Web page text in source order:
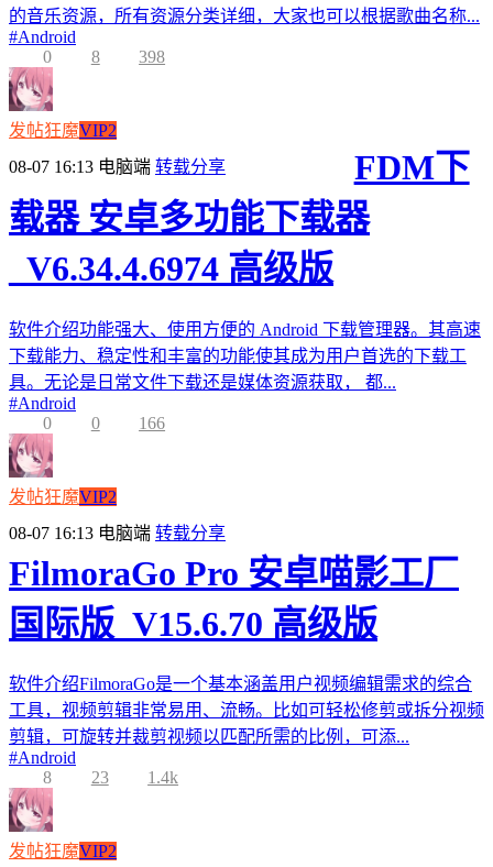
的音乐资源，所有资源分类详细，大家也可以根据歌曲名称...
#Android
0
8 398
发帖狂魔VIP2
08-07 16:13 电脑端 转载分享
FDM下
载器 安卓多功能下载器
_V6.34.4.6974 高级版
软件介绍功能强大、使用方便的 Android 下载管理器。其高速
下载能力、稳定性和丰富的功能使其成为用户首选的下载工
具。无论是日常文件下载还是媒体资源获取， 都...
#Android
0
0 166
发帖狂魔VIP2
08-07 16:13 电脑端 转载分享
FilmoraGo Pro 安卓喵影工厂
国际版_V15.6.70 高级版
软件介绍FilmoraGo是一个基本涵盖用户视频编辑需求的综合
工具，视频剪辑非常易用、流畅。比如可轻松修剪或拆分视频
剪辑，可旋转并裁剪视频以匹配所需的比例，可添...
#Android
8
23 1.4k
发帖狂魔VIP2